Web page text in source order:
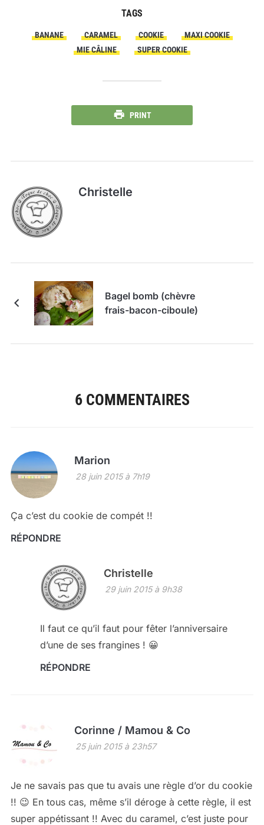
TAGS
BANANE CARAMEL COOKIE
MAXI COOKIE
MIE CÂLINE
SUPER COOKIE
PRINT
Christelle
Bagel bomb (chèvre
frais-bacon-ciboule)
6 COMMENTAIRES
Marion
28 juin 2015 à 7h19
Ça c’est du cookie de compét !!
RÉPONDRE
Christelle
29 juin 2015 à 9h38
Il faut ce qu’il faut pour fêter l’anniversaire
d’une de ses frangines ! 😀
RÉPONDRE
Corinne / Mamou & Co
25 juin 2015 à 23h57
Je ne savais pas que tu avais une règle d’or du cookie
!! 😉 En tous cas, même s’il déroge à cette règle, il est
super appétissant !! Avec du caramel, c’est juste pour